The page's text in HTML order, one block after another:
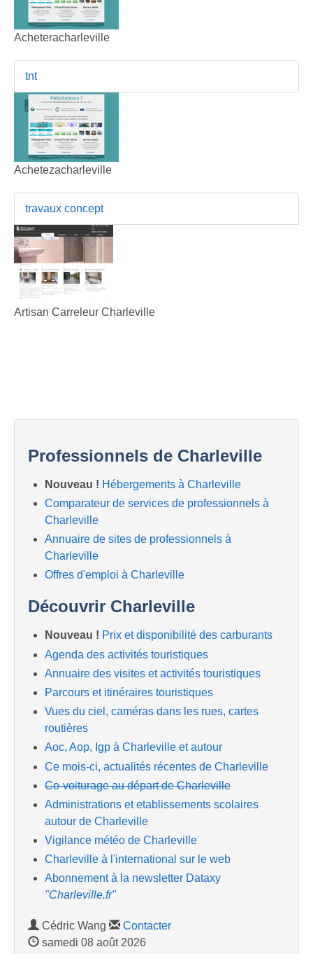
Acheteracharleville
tnt
Achetezacharleville
travaux concept
Artisan Carreleur Charleville
Professionnels de Charleville
Nouveau ! Hébergements à Charleville
Comparateur de services de professionnels à
Charleville
Annuaire de sites de professionnels à
Charleville
Offres d'emploi à Charleville
Découvrir Charleville
Nouveau ! Prix et disponibilité des carburants
Agenda des activités touristiques
Annuaire des visites et activités touristiques
Parcours et itinéraires touristiques
Vues du ciel, caméras dans les rues, cartes
routières
Aoc, Aop, Igp à Charleville et autour
Ce mois-ci, actualités récentes de Charleville
Co-voiturage au départ de Charleville
Administrations et etablissements scolaires
autour de Charleville
Vigilance météo de Charleville
Charleville à l'international sur le web
Abonnement à la newsletter Dataxy
"Charleville.fr"
Cédric Wang
Contacter
samedi 08 août 2026